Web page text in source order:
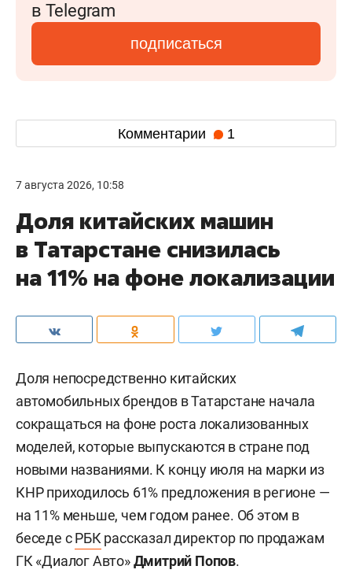
в Telegram
подписаться
Комментарии 1
7 августа 2026, 10:58
Доля китайских машин
в Татарстане снизилась
на 11% на фоне локализации
Доля непосредственно китайских
автомобильных брендов в Татарстане начала
сокращаться на фоне роста локализованных
моделей, которые выпускаются в стране под
новыми названиями. К концу июля на марки из
КНР приходилось 61% предложения в регионе —
на 11% меньше, чем годом ранее. Об этом в
беседе сРБК рассказал директор по продажам
ГК «Диалог Авто»Дмитрий Попов.